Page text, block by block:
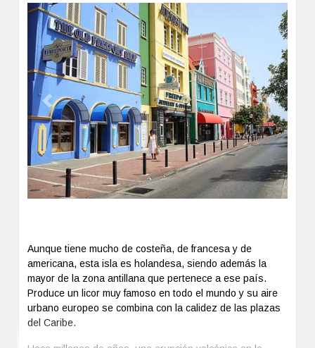
interior se hallan lagos de aguas saladas. Uno de los
más atractivos es el Lago Goto, habitados por unos
20.000 flamencos.
El sur es llano. Y también dentro de la isla se puede
apreciar la flora y la fauna protegida, en el Parque
Nacional de 55 km2 creado en 1969, y donde se han
detectado más de 195 especies de aves.
Al Oeste de Bonaire, muy cercana a la costa, está la
pequeña isla de Klein Bonaire, la cual está deshabitada y
rodeada de playas, cuevas, refugio de una colonia de
tortugas y arrecifes de coral en un mar calmado, pues la
costa oeste está protegida de los vientos.
Previous Next
Aunque tiene mucho de costeña, de francesa y de
americana, esta isla es holandesa, siendo además la
mayor de la zona antillana que pertenece a ese país.
Produce un licor muy famoso en todo el mundo y su aire
urbano europeo se combina con la calidez de las plazas
del Caribe.